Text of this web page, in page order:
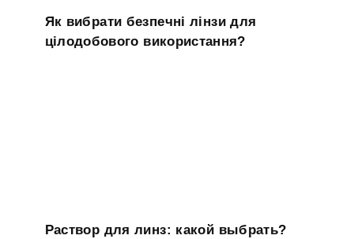
Як вибрати безпечні лінзи для
цілодобового використання?
Раствор для линз: какой выбрать?